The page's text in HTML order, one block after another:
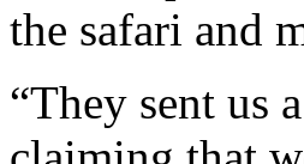
the safari and
“They sent us